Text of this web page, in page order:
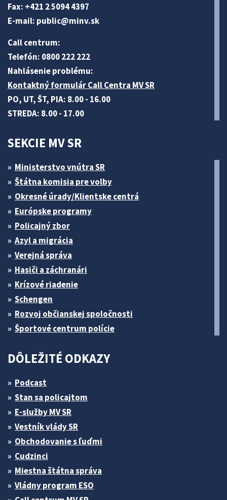
Fax: +421 2 5094 4397
E-mail: public@minv.sk
Call centrum:
Telefón: 0800 222 222
Nahlásenie problému:
Kontaktný formulár Call Centra MV SR
PO, UT, ŠT, PIA: 8.00 - 16.00
STREDA: 8.00 - 17.00
SEKCIE MV SR
Ministerstvo vnútra SR
Štátna komisia pre volby
Okresné úrady/Klientske centrá
Európske programy
Policajný zbor
Azyl a migrácia
Verejná správa
Hasiči a záchranári
Krízové riadenie
Schengen
Rozvoj občianskej spoločnosti
Športové centrum polície
DÔLEŽITÉ ODKAZY
Podcast
Stan sa policajtom
E-služby MV SR
Vestník vlády SR
Obchodovanie s ľuďmi
Cudzinci
Miestna štátna správa
Vládny program ESO